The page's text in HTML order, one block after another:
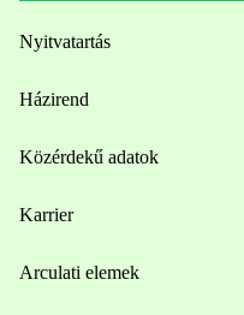
Nyitvatartás
Házirend
Közérdekű adatok
Karrier
Arculati elemek